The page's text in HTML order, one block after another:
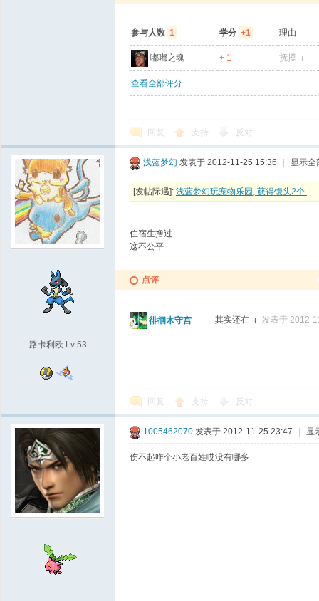
参与人数 1 学分 +1 理由
嘟嘟之魂 + 1 抚摸（
查看全部评分
回复 支持 反对
路卡利欧 Lv:53
浅蓝梦幻 发表于 2012-11-25 15:36 | 显示全
[发帖际遇]: 浅蓝梦幻玩宠物乐园, 获得馒头2个.
住宿生撸过
这不公平
点评
徘徊木守宫 其实还在（ 发表于 2012-
回复 支持 反对
1005462070 发表于 2012-11-25 23:47 | 显
伤不起咋个小老百姓哎没有哪多